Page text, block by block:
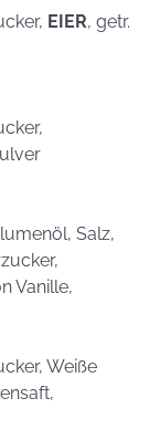
EIER, getr.
Salz,
Vanille,
Weiße